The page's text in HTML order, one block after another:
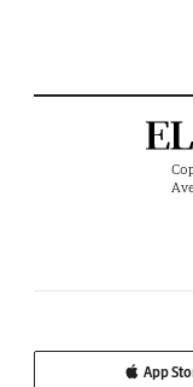
App